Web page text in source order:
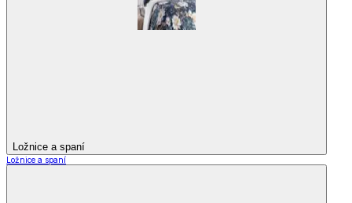
Ložnice a spaní
Ložnice a spaní